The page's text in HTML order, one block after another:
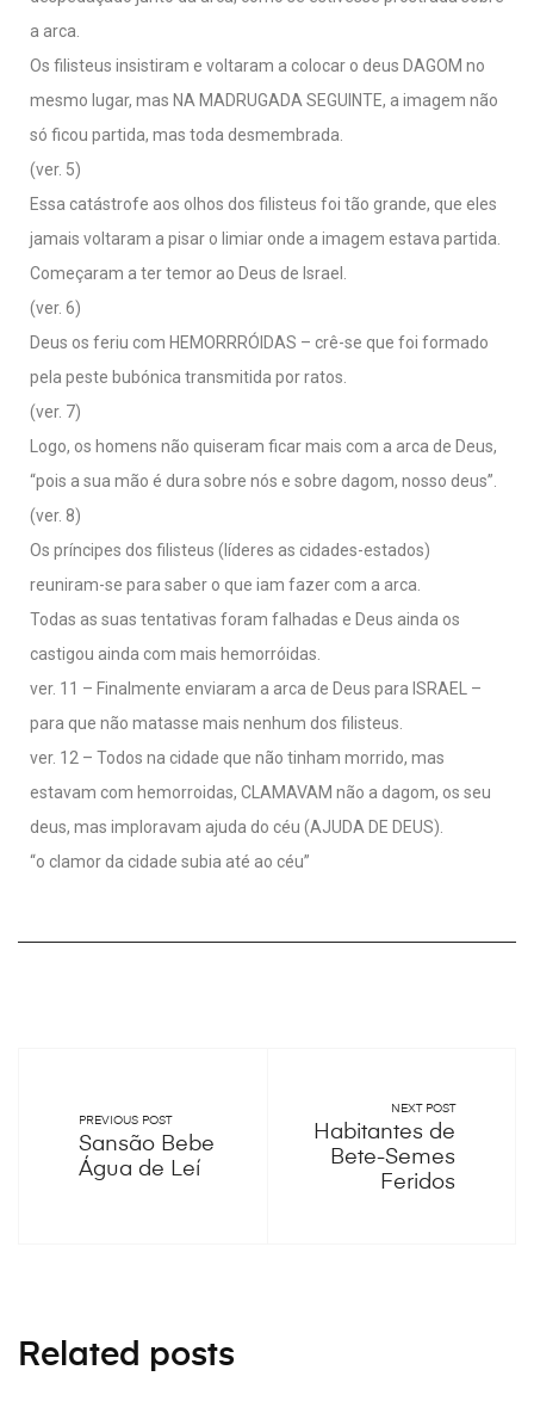
a arca.
Os filisteus insistiram e voltaram a colocar o deus DAGOM no
mesmo lugar, mas NA MADRUGADA SEGUINTE, a imagem não
só ficou partida, mas toda desmembrada.
(ver. 5)
Essa catástrofe aos olhos dos filisteus foi tão grande, que eles
jamais voltaram a pisar o limiar onde a imagem estava partida.
Começaram a ter temor ao Deus de Israel.
(ver. 6)
Deus os feriu com HEMORRRÓIDAS – crê-se que foi formado
pela peste bubónica transmitida por ratos.
(ver. 7)
Logo, os homens não quiseram ficar mais com a arca de Deus,
“pois a sua mão é dura sobre nós e sobre dagom, nosso deus”.
(ver. 8)
Os príncipes dos filisteus (líderes as cidades-estados)
reuniram-se para saber o que iam fazer com a arca.
Todas as suas tentativas foram falhadas e Deus ainda os
castigou ainda com mais hemorróidas.
ver. 11 – Finalmente enviaram a arca de Deus para ISRAEL –
para que não matasse mais nenhum dos filisteus.
ver. 12 – Todos na cidade que não tinham morrido, mas
estavam com hemorroidas, CLAMAVAM não a dagom, os seu
deus, mas imploravam ajuda do céu (AJUDA DE DEUS).
“o clamor da cidade subia até ao céu”
PREVIOUS POST
Sansão Bebe
Água de Leí
NEXT POST
Habitantes de
Bete-Semes
Feridos
Related posts